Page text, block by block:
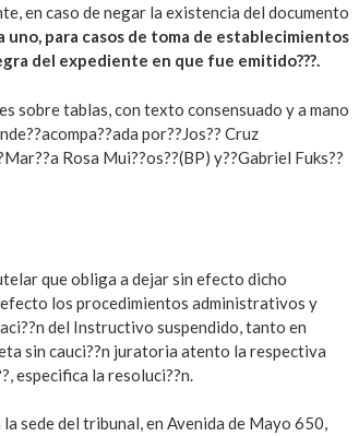
en caso de negar la existencia del documento
para casos de toma de establecimientos
del expediente en que fue emitido???.
sobre tablas, con texto consensuado y a mano
por??Jos?? Cruz
Rosa Mui??os??(BP) y??Gabriel Fuks??
que obliga a dejar sin efecto dicho
efecto los procedimientos administrativos y
del Instructivo suspendido, tanto en
sin cauci??n juratoria atento la respectiva
especifica la resoluci??n.
sede del tribunal, en Avenida de Mayo 650,